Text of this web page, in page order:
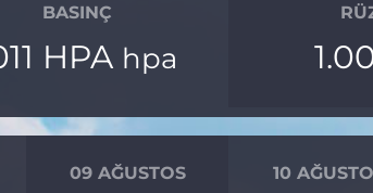
BASINÇ
HPA hpa
09 AĞUSTOS 10